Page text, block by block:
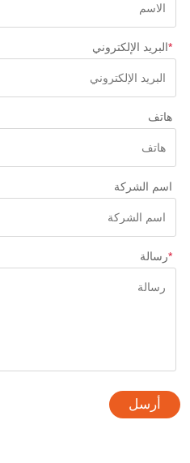
*البريد الإلكتروني
هاتف
اسم الشركة
*رسالة
أرسل